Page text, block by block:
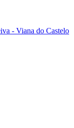
- Viana do Castelo